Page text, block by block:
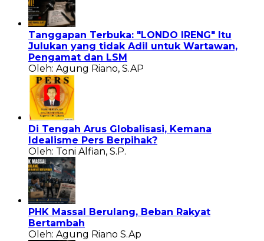
Tanggapan Terbuka: "LONDO IRENG" Itu
Julukan yang tidak Adil untuk Wartawan,
Pengamat dan LSM
Oleh: Agung Riano, S.AP
Di Tengah Arus Globalisasi, Kemana
Idealisme Pers Berpihak?
Oleh: Toni Alfian, S.P.
PHK Massal Berulang, Beban Rakyat
Bertambah
Oleh: Agung Riano S.Ap